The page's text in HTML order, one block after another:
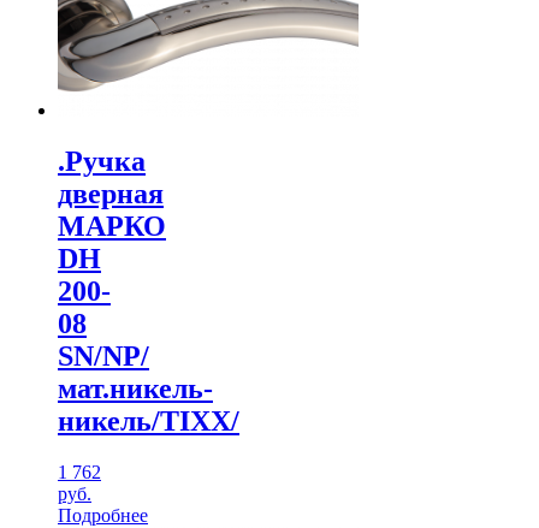
.Ручка
дверная
МАРКО
DH
200-
08
SN/NP/
мат.никель-
никель/TIXX/
1 762
руб.
Подробнее